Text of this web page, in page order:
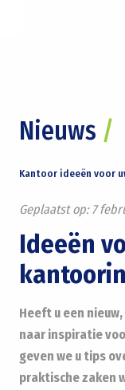
Nieuws /
Kantoor ideeën voor
Geplaatst op:7
Ideeën
Heeft u een
naar inspiratie
geven we u tips
praktische zaken